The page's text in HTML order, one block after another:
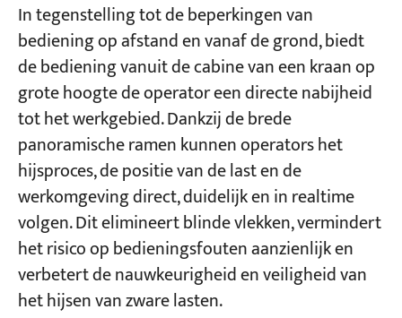
In tegenstelling tot de beperkingen van
bediening op afstand en vanaf de grond, biedt
de bediening vanuit de cabine van een kraan op
grote hoogte de operator een directe nabijheid
tot het werkgebied. Dankzij de brede
panoramische ramen kunnen operators het
hijsproces, de positie van de last en de
werkomgeving direct, duidelijk en in realtime
volgen. Dit elimineert blinde vlekken, vermindert
het risico op bedieningsfouten aanzienlijk en
verbetert de nauwkeurigheid en veiligheid van
het hijsen van zware lasten.